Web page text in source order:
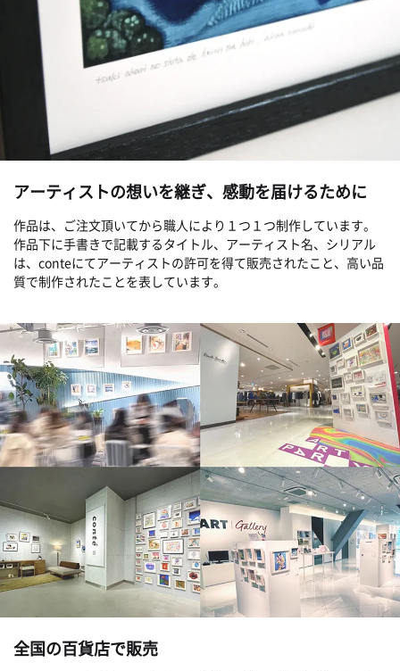
アーティストの想いを継ぎ、感動を届けるために
作品は、ご注文頂いてから職人により１つ１つ制作しています。
作品下に手書きで記載するタイトル、アーティスト名、シリアル
は、conteにてアーティストの許可を得て販売されたこと、高い品
質で制作されたことを表しています。
全国の百貨店で販売